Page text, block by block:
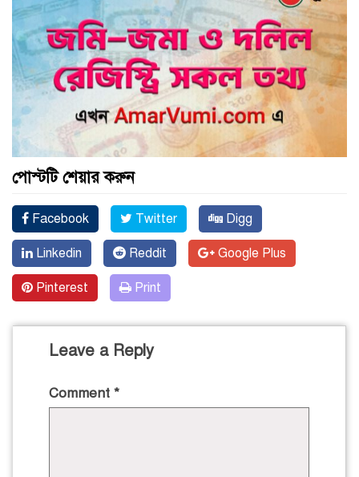
পোস্টটি শেয়ার করুন
Facebook Twitter Digg
Linkedin Reddit Google Plus
Pinterest Print
Leave a Reply
Comment *